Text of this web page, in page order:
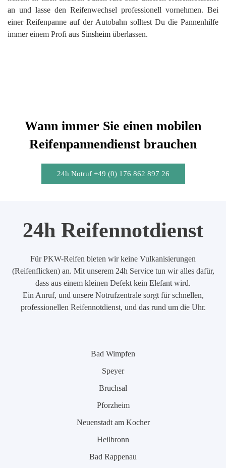
an und lasse den Reifenwechsel professionell vornehmen. Bei
einer Reifenpanne auf der Autobahn solltest Du die Pannenhilfe
immer einem Profi aus Sinsheim überlassen.
Wann immer Sie einen mobilen
Reifenpannendienst brauchen
24h Notruf +49 (0) 176 862 897 26
24h Reifennotdienst
Für PKW-Reifen bieten wir keine Vulkanisierungen
(Reifenflicken) an. Mit unserem 24h Service tun wir alles dafür,
dass aus einem kleinen Defekt kein Elefant wird.
Ein Anruf, und unsere Notrufzentrale sorgt für schnellen,
professionellen Reifennotdienst, und das rund um die Uhr.
Bad Wimpfen
Speyer
Bruchsal
Pforzheim
Neuenstadt am Kocher
Heilbronn
Bad Rappenau